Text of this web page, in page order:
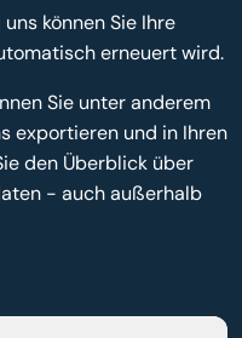
können Sie Ihre
erneuert wird.
Sie unter anderem
exportieren und in Ihren
den Überblick über
- auch außerhalb